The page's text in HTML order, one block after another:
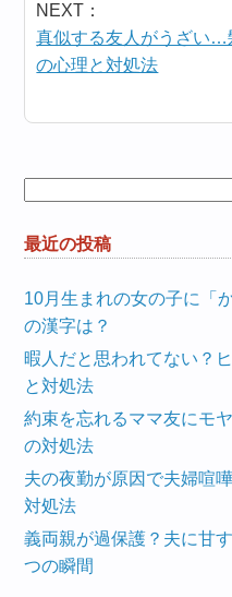
NEXT：
真似する友人がうざい…
の心理と対処法
最近の投稿
10月生まれの女の子に「
の漢字は？
暇人だと思われてない？
と対処法
約束を忘れるママ友にモ
の対処法
夫の夜勤が原因で夫婦喧
対処法
義両親が過保護？夫に甘
つの瞬間